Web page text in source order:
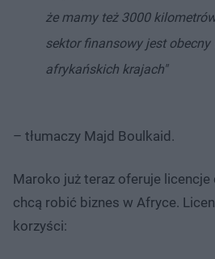
że mamy też 3000
sektor finansowy jest obecny
afrykańskich krajach"
– tłumaczy Majd Boulkaid.
Maroko już teraz oferuje
chcą robić biznes w Afryce.
korzyści: